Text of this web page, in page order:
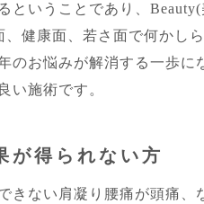
ということであり、
健康面、若さ面で何かし
のお悩みが解消する一歩に
い施術です。
が得られない方
きない肩凝り腰痛が頭痛、